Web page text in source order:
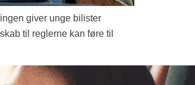
giver unge bilister
til reglerne kan føre til